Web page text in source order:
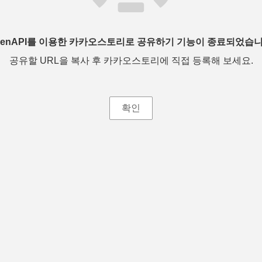
를 이용한 카카오스토리로 공유하기 기능이 종료되었습
공유할 URL을 복사 후 카카오스토리에 직접 등록해 보세요.
확인